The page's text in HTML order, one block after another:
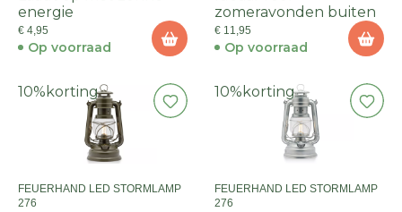
energie
€ 4,95
Op voorraad
zomeravonden buiten
€ 11,95
Op voorraad
10% korting
FEUERHAND LED STORMLAMP
276
10% korting
FEUERHAND LED STORMLAMP
276